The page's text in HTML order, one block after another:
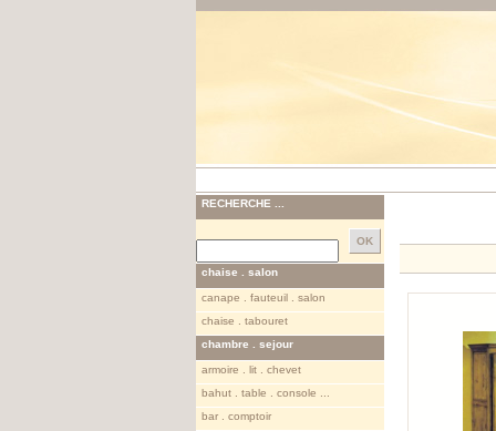
RECHERCHE ...
chaise . salon
canape . fauteuil . salon
chaise . tabouret
chambre . sejour
armoire . lit . chevet
bahut . table . console ...
bar . comptoir